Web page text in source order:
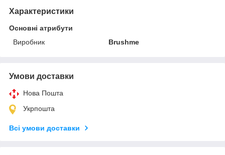
Характеристики
Основні атрибути
Виробник
Brushme
Умови доставки
Нова Пошта
Укрпошта
Всі умови доставки